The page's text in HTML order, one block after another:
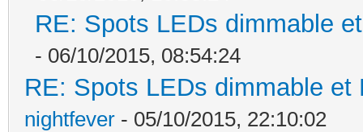
RE: Spots LEDs dimmable
- 06/10/2015, 08:54:24
RE: Spots LEDs dimmable
nightfever - 05/10/2015, 22:10:02